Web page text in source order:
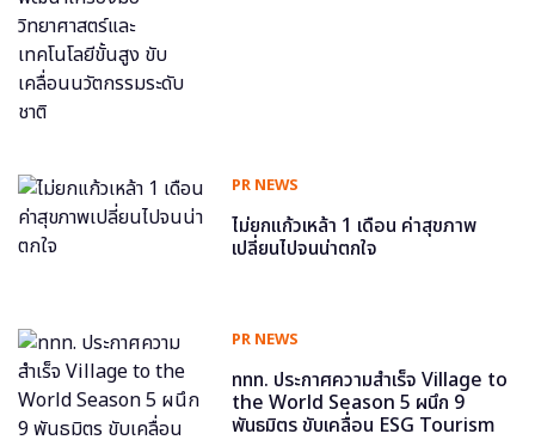
PR NEWS
ไม่ยกแก้วเหล้า 1 เดือน ค่าสุขภาพ
เปลี่ยนไปจนน่าตกใจ
PR NEWS
ททท. ประกาศความสำเร็จ Village to
the World Season 5 ผนึก 9
พันธมิตร ขับเคลื่อน ESG Tourism